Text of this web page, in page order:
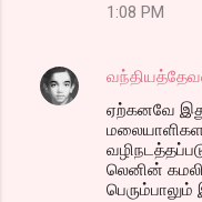
1:08 PM
ஏற்கனவே
லெனின்